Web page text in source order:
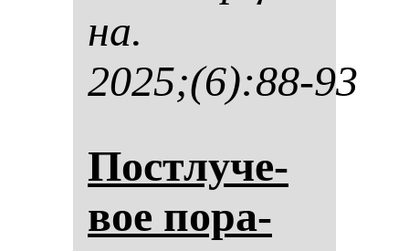
на.
2025;(6):88-93
Пос­тлу­че­
вое по­ра­